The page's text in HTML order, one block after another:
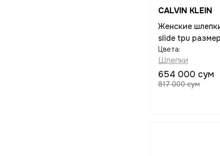
CALVIN KLEIN
Женские шлепки CALVIN KLEIN Ess
slide tpu
Цвета:
Шлепки
654 000 сум
817 000 сум